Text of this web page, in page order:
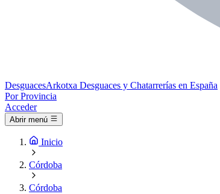
DesguacesArkotxa Desguaces y Chatarrerías en España
Por Provincia
Acceder
Abrir menú
Inicio
Córdoba
Córdoba